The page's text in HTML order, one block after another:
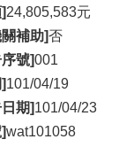
24,805,583元
補助]否
號]001
101/04/19
期]101/04/23
wat101058